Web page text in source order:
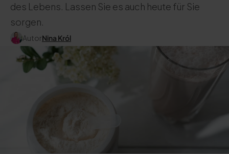
des Lebens. Lassen Sie es auch heute für Sie
sorgen.
AutorNina Król